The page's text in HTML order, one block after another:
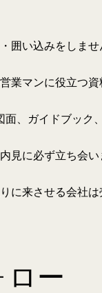
・囲い込みをしませ
業マンに役立つ資
面、ガイドブック
内見に必ず立ち会い
に来させる会社は
ロー